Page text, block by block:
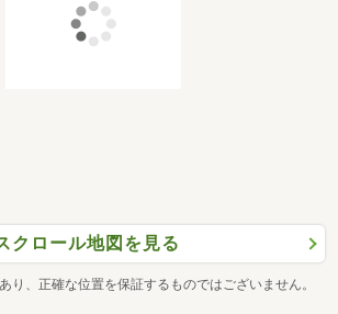
クロール地図を見る
り、正確な位置を保証するものではございません。